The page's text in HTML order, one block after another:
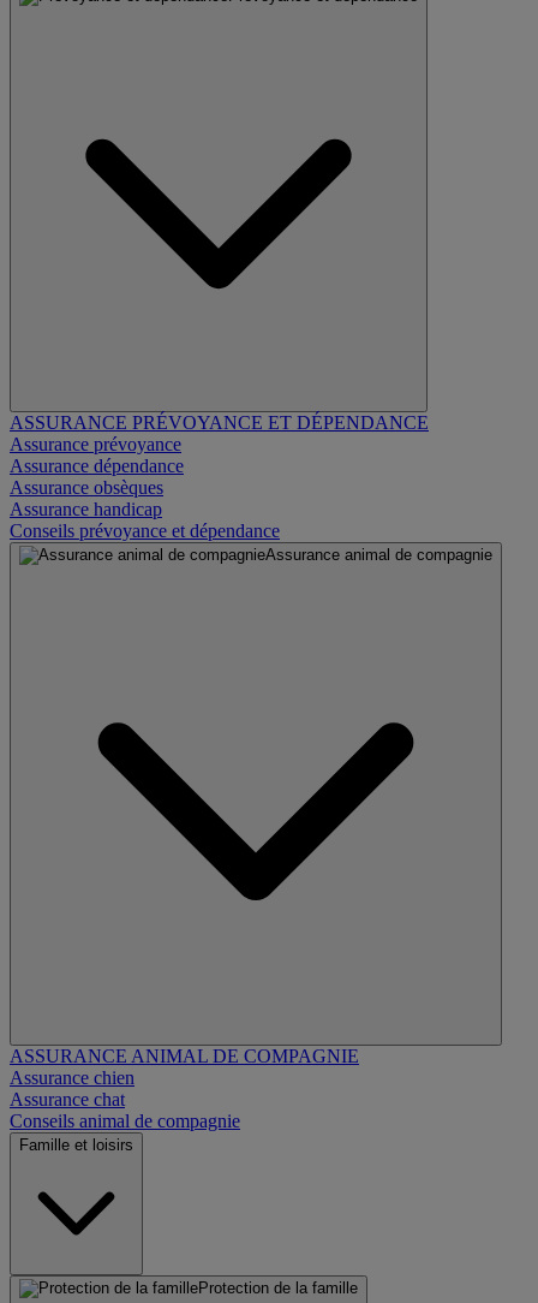
ASSURANCE PRÉVOYANCE ET DÉPENDANCE
Assurance prévoyance
Assurance dépendance
Assurance obsèques
Assurance handicap
Conseils prévoyance et dépendance
Assurance animal de compagnie
ASSURANCE ANIMAL DE COMPAGNIE
Assurance chien
Assurance chat
Conseils animal de compagnie
Famille et loisirs
Protection de la famille